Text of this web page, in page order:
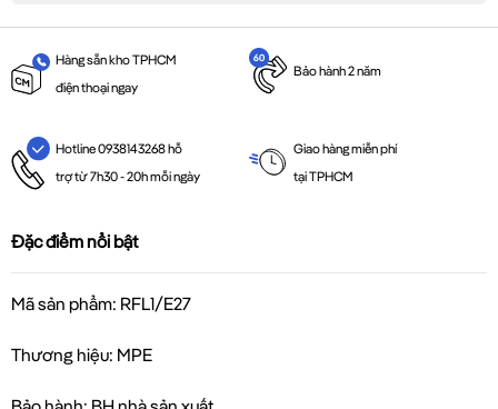
Hàng sẵn kho TPHCM
điện thoại ngay
Bảo hành 2 năm
Hotline 0938143268 hỗ
trợ từ 7h30 - 20h mỗi ngày
Giao hàng miễn phí
tại TPHCM
Đặc điểm nổi bật
Mã sản phẩm: RFL1/E27
Thương hiệu: MPE